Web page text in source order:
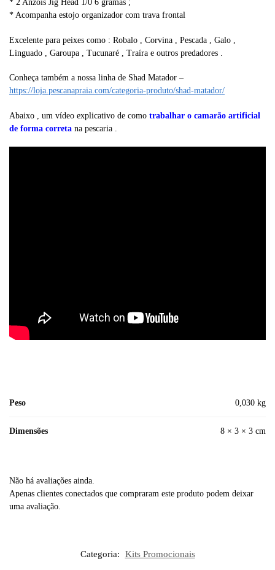
* 2 Anzóis Jig Head 1/0 6 gramas ;
* Acompanha estojo organizador com trava frontal
Excelente para peixes como : Robalo , Corvina , Pescada , Galo ,
Linguado , Garoupa , Tucunaré , Traíra e outros predadores .
Conheça também a nossa linha de Shad Matador –
https://loja.pescanapraia.com/categoria-produto/shad-matador/
Abaixo , um vídeo explicativo de como trabalhar o camarão artificial
de forma correta na pescaria .
Peso 0,030 kg
Dimensões 8 × 3 × 3 cm
Não há avaliações ainda.
Apenas clientes conectados que compraram este produto podem deixar
uma avaliação.
Categoria: Kits Promocionais